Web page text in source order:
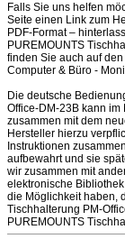
Falls Sie uns helfen
Seite einen Link zum
PDF-Format –
PUREMOUNTS
finden Sie auch auf
Computer & Büro -
Die deutsche
Office-DM-23B kann
zusammen mit dem
Hersteller hierzu
Instruktionen
aufbewahrt und sie
wir zusammen mit
elektronische
die Möglichkeit haben,
Tischhalterung PM-
PUREMOUNTS